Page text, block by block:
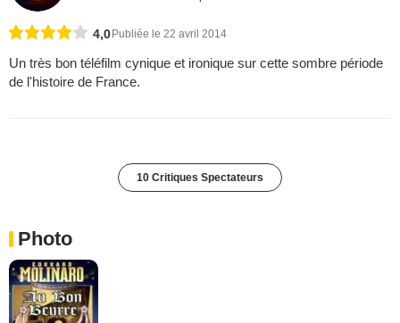
4,0 Publiée le 22 avril 2014
Un très bon téléfilm cynique et ironique sur cette sombre période
de l'histoire de France.
10 Critiques Spectateurs
Photo